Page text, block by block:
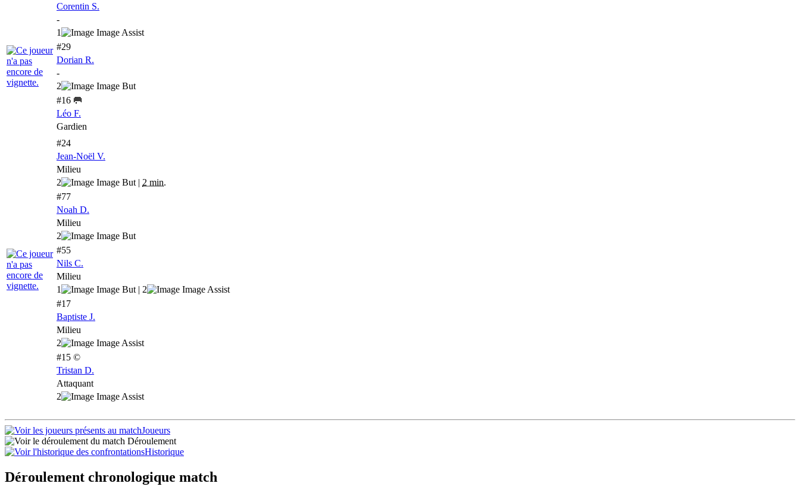
Corentin S.
-
1
#29
Dorian R.
-
2
#16 🥅
Léo F.
Gardien
#24
Jean-Noël V.
Milieu
2
| 2 min.
#77
Noah D.
Milieu
2
#55
Nils C.
Milieu
1
| 2
#17
Baptiste J.
Milieu
2
#15 ©
Tristan D.
Attaquant
2
Joueurs
Déroulement
Historique
Déroulement chronologique match